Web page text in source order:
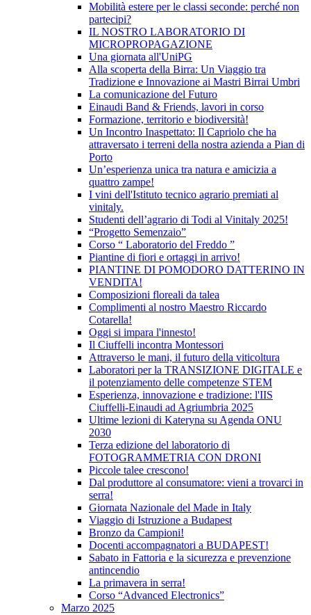
Mobilità estere per le classi seconde: perché non
partecipi?
IL NOSTRO LABORATORIO DI
MICROPROPAGAZIONE
Una giornata all'UniPG
Alla scoperta della Birra: Un Viaggio tra
Tradizione e Innovazione ai Mastri Birrai Umbri
La comunicazione del Futuro
Einaudi Band & Friends, lavori in corso
Formazione, territorio e biodiversità!
Un Incontro Inaspettato: Il Capriolo che ha
attraversato i terreni della nostra azienda a Pian di
Porto
Un’esperienza unica tra natura e amicizia a
quattro zampe!
I vini dell'Istituto tecnico agrario premiati al
vinitaly.
Studenti dell’agrario di Todi al Vinitaly 2025!
“Progetto Semenzaio”
Corso “ Laboratorio del Freddo ”
Piantine di fiori e ortaggi in arrivo!
PIANTINE DI POMODORO DATTERINO IN
VENDITA!
Composizioni floreali da talea
Complimenti al nostro Maestro Riccardo
Cotarella!
Oggi si impara l'innesto!
Il Ciuffelli incontra Montessori
Attraverso le mani, il futuro della viticoltura
Laboratori per la TRANSIZIONE DIGITALE e
il potenziamento delle competenze STEM
Esperienza, innovazione e tradizione: l'IIS
Ciuffelli-Einaudi ad Agriumbria 2025
Ultime lezioni di Kateryna su Agenda ONU
2030
Terza edizione del laboratorio di
FOTOGRAMMETRIA CON DRONI
Piccole talee crescono!
Dal produttore al consumatore: vieni a trovarci in
serra!
Giornata Nazionale del Made in Italy
Viaggio di Istruzione a Budapest
Bronzo da Campioni!
Docenti accompagnatori a BUDAPEST!
Sabato in Fattoria e la sicurezza e prevenzione
antincendio
La primavera in serra!
Corso “Advanced Electronics”
Marzo 2025